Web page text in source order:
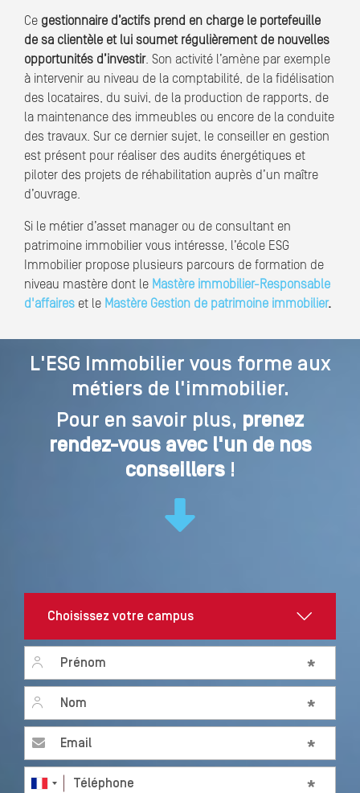
Ce gestionnaire d’actifs prend en charge le portefeuille
de sa clientèle et lui soumet régulièrement de nouvelles
opportunités d’investir. Son activité l’amène par exemple
à intervenir au niveau de la comptabilité, de la fidélisation
des locataires, du suivi, de la production de rapports, de
la maintenance des immeubles ou encore de la conduite
des travaux. Sur ce dernier sujet, le conseiller en gestion
est présent pour réaliser des audits énergétiques et
piloter des projets de réhabilitation auprès d’un maître
d’ouvrage.
Si le métier d’asset manager ou de consultant en
patrimoine immobilier vous intéresse, l’école ESG
Immobilier propose plusieurs parcours de formation de
niveau mastère dont le Mastère immobilier-Responsable
d'affaires et le Mastère Gestion de patrimoine immobilier.
L'ESG Immobilier vous forme aux
métiers de l'immobilier.
Pour en savoir plus, prenez
rendez-vous avec l'un de nos
conseillers!
First name
Last name
Email *
Téléphone*